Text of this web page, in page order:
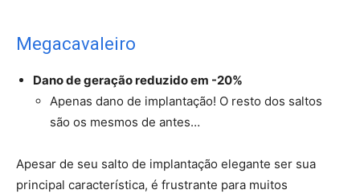
Megacavaleiro
Dano de geração reduzido em -20%
Apenas dano de implantação! O resto dos saltos
são os mesmos de antes…
Apesar de seu salto de implantação elegante ser sua
principal característica, é frustrante para muitos